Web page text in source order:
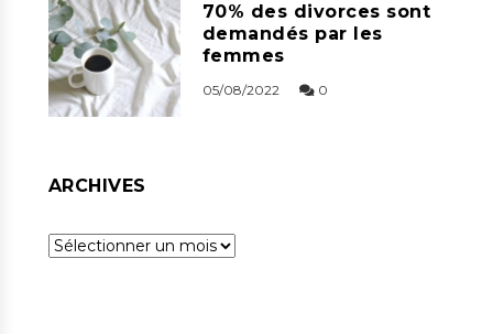
70% des divorces sont
demandés par les
femmes
05/08/2022 0
ARCHIVES
Archives